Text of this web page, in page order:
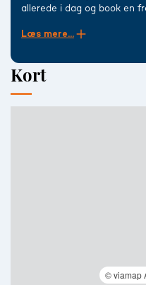
allerede i dag og book en
Læs mere...
Kort
© viamap